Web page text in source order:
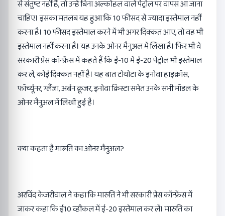
से संतुष्ट नहीं हैं, तो उन्हें बिना अल्कोहल वाले पेट्रोल पर वापस आ जाना
चाहिए। इसका मतलब यह हुआ कि 10 फीसद से ज्यादा इस्तेमाल नहीं
करना है। 10 फीसद इस्तेमाल करने में भी अगर दिक्कत आए, तो वह भी
इस्तेमाल नहीं करना है। यह उनके ओनर मैनुअल में लिखा है। फिर भी वे
सरकारी प्रेस कॉन्फ्रेंस में कहते हैं कि ई-10 में ई-20 पेट्रोल भी इस्तेमाल
कर लें, कोई दिक्कत नहीं है। यह बात टोयोटा के इनोवा हाइक्रॉस,
फॉर्च्यूनर, ग्लैंजा, अर्बन क्रूजर, इनोवा क्रिस्टा समेत उनके सभी मॉडल के
ओनर मैनुअल में लिखी हुई है।
क्या कहता है मारूति का ओनर मैनुअल?
अरविंद केजरीवाल ने कहा कि मारुति ने भी सरकारी प्रेस कॉन्फ्रेंस में
जाकर कहा कि ई10 व्हीकल में ई-20 इस्तेमाल कर लें। मारुति का